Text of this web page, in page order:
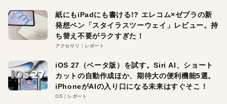
紙にもiPadにも書ける!? エレコム×ゼブラの新
発想ペン「スタイラスツーウェイ」レビュー。持
ち替え不要がラクすぎた！
アクセサリ レポート
iOS 27（ベータ版）を試す。Siri AI、ショート
カットの自動作成ほか、期待大の便利機能5選。
iPhoneがAIの入り口になる未来はすぐそこ！
OS レポート